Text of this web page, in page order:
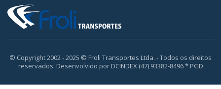
© Copyright 2002 - 2025 © Froli Transportes Ltda. - Todos os direitos
reservados. Desenvolvido por DCINDEX (47) 93382-8496 * PGD